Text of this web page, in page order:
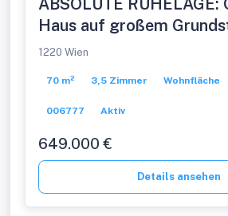
Haus auf großem
1220 Wien
70 m² 3,5 Zimmer Wohnfläche
006777 Aktiv
649.000 €
Details ansehen